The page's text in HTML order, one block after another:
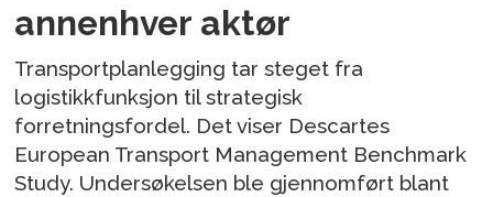
annenhver aktør
Transportplanlegging tar steget fra
logistikkfunksjon til strategisk
forretningsfordel. Det viser Descartes
European Transport Management Benchmark
Study. Undersøkelsen ble gjennomført blant